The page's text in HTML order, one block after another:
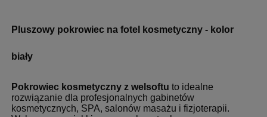
Pluszowy pokrowiec na fotel kosmetyczny - kolor
biały
Pokrowiec kosmetyczny z welsoftu to idealne
rozwiązanie dla profesjonalnych gabinetów
kosmetycznych, SPA, salonów masażu i fizjoterapii.